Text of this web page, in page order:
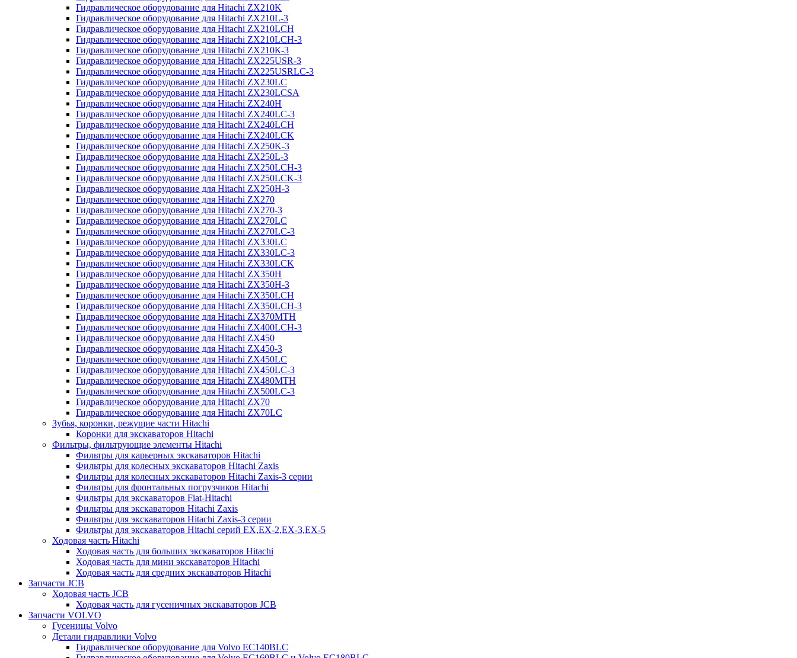
Гидравлическое оборудование для Hitachi ZX210K
Гидравлическое оборудование для Hitachi ZX210L-3
Гидравлическое оборудование для Hitachi ZX210LCH
Гидравлическое оборудование для Hitachi ZX210LCH-3
Гидравлическое оборудование для Hitachi ZX210К-3
Гидравлическое оборудование для Hitachi ZX225USR-3
Гидравлическое оборудование для Hitachi ZX225USRLC-3
Гидравлическое оборудование для Hitachi ZX230LC
Гидравлическое оборудование для Hitachi ZX230LCSA
Гидравлическое оборудование для Hitachi ZX240H
Гидравлическое оборудование для Hitachi ZX240LC-3
Гидравлическое оборудование для Hitachi ZX240LCH
Гидравлическое оборудование для Hitachi ZX240LCK
Гидравлическое оборудование для Hitachi ZX250K-3
Гидравлическое оборудование для Hitachi ZX250L-3
Гидравлическое оборудование для Hitachi ZX250LCH-3
Гидравлическое оборудование для Hitachi ZX250LCK-3
Гидравлическое оборудование для Hitachi ZX250Н-3
Гидравлическое оборудование для Hitachi ZX270
Гидравлическое оборудование для Hitachi ZX270-3
Гидравлическое оборудование для Hitachi ZX270LC
Гидравлическое оборудование для Hitachi ZX270LC-3
Гидравлическое оборудование для Hitachi ZX330LC
Гидравлическое оборудование для Hitachi ZX330LC-3
Гидравлическое оборудование для Hitachi ZX330LCK
Гидравлическое оборудование для Hitachi ZX350H
Гидравлическое оборудование для Hitachi ZX350H-3
Гидравлическое оборудование для Hitachi ZX350LCH
Гидравлическое оборудование для Hitachi ZX350LCH-3
Гидравлическое оборудование для Hitachi ZX370MTH
Гидравлическое оборудование для Hitachi ZX400LCH-3
Гидравлическое оборудование для Hitachi ZX450
Гидравлическое оборудование для Hitachi ZX450-3
Гидравлическое оборудование для Hitachi ZX450LC
Гидравлическое оборудование для Hitachi ZX450LC-3
Гидравлическое оборудование для Hitachi ZX480MTH
Гидравлическое оборудование для Hitachi ZX500LC-3
Гидравлическое оборудование для Hitachi ZX70
Гидравлическое оборудование для Hitachi ZX70LC
Зубья, коронки, режущие части Hitachi
Коронки для экскаваторов Hitachi
Фильтры, фильтрующие элементы Hitachi
Фильтры для карьерных экскаваторов Hitachi
Фильтры для колесных экскаваторов Hitachi Zaxis
Фильтры для колесных экскаваторов Hitachi Zaxis-3 серии
Фильтры для фронтальных погрузчиков Hitachi
Фильтры для экскаваторов Fiat-Hitachi
Фильтры для экскаваторов Hitachi Zaxis
Фильтры для экскаваторов Hitachi Zaxis-3 серии
Фильтры для экскаваторов Hitachi серий EX,EX-2,EX-3,EX-5
Ходовая часть Hitachi
Ходовая часть для больших экскаваторов Hitachi
Ходовая часть для мини экскаваторов Hitachi
Ходовая часть для средних экскаваторов Hitachi
Запчасти JCB
Ходовая часть JCB
Ходовая часть для гусеничных экскаваторов JCB
Запчасти VOLVO
Гусеницы Volvo
Детали гидравлики Volvo
Гидравлическое оборудование для Volvo EC140BLC